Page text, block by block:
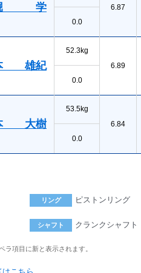
学
6.87
0.0
雄紀
52.3kg
6.89
0.0
大樹
53.5kg
6.84
0.0
リング ピストンリング
シャフト クランクシャフト
ラ項目に新と表示されます。